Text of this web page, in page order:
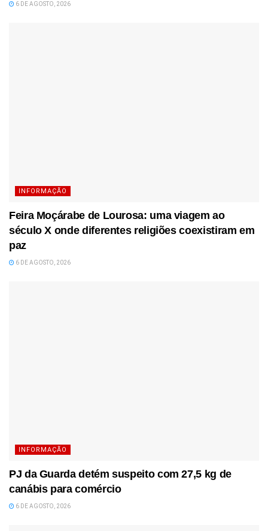
6 DE AGOSTO, 2026
INFORMAÇÃO
Feira Moçárabe de Lourosa: uma viagem ao
século X onde diferentes religiões coexistiram em
paz
6 DE AGOSTO, 2026
INFORMAÇÃO
PJ da Guarda detém suspeito com 27,5 kg de
canábis para comércio
6 DE AGOSTO, 2026